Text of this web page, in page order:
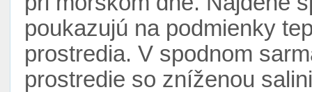
poukazujú na podmienky
prostredia. V spodnom
prostredie so zníženou